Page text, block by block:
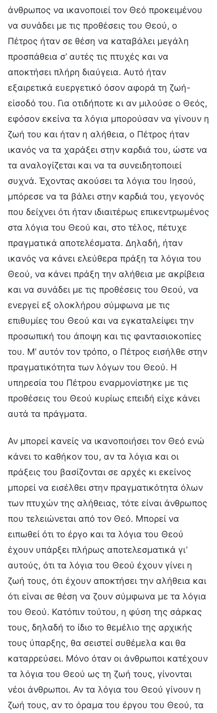
άνθρωπος να ικανοποιεί τον Θεό προκειμένου
να συνάδει με τις προθέσεις του Θεού, ο
Πέτρος ήταν σε θέση να καταβάλει μεγάλη
προσπάθεια σ’ αυτές τις πτυχές και να
αποκτήσει πλήρη διαύγεια. Αυτό ήταν
εξαιρετικά ευεργετικό όσον αφορά τη ζωή-
είσοδό του. Για οτιδήποτε κι αν μιλούσε ο Θεός,
εφόσον εκείνα τα λόγια μπορούσαν να γίνουν η
ζωή του και ήταν η αλήθεια, ο Πέτρος ήταν
ικανός να τα χαράξει στην καρδιά του, ώστε να
τα αναλογίζεται και να τα συνειδητοποιεί
συχνά. Έχοντας ακούσει τα λόγια του Ιησού,
μπόρεσε να τα βάλει στην καρδιά του, γεγονός
που δείχνει ότι ήταν ιδιαιτέρως επικεντρωμένος
στα λόγια του Θεού και, στο τέλος, πέτυχε
πραγματικά αποτελέσματα. Δηλαδή, ήταν
ικανός να κάνει ελεύθερα πράξη τα λόγια του
Θεού, να κάνει πράξη την αλήθεια με ακρίβεια
και να συνάδει με τις προθέσεις του Θεού, να
ενεργεί εξ ολοκλήρου σύμφωνα με τις
επιθυμίες του Θεού και να εγκαταλείψει την
προσωπική του άποψη και τις φαντασιοκοπίες
του. Μ’ αυτόν τον τρόπο, ο Πέτρος εισήλθε στην
πραγματικότητα των λόγων του Θεού. Η
υπηρεσία του Πέτρου εναρμονίστηκε με τις
προθέσεις του Θεού κυρίως επειδή είχε κάνει
αυτά τα πράγματα.
Αν μπορεί κανείς να ικανοποιήσει τον Θεό ενώ
κάνει το καθήκον του, αν τα λόγια και οι
πράξεις του βασίζονται σε αρχές κι εκείνος
μπορεί να εισέλθει στην πραγματικότητα όλων
των πτυχών της αλήθειας, τότε είναι άνθρωπος
που τελειώνεται από τον Θεό. Μπορεί να
ειπωθεί ότι το έργο και τα λόγια του Θεού
έχουν υπάρξει πλήρως αποτελεσματικά γι’
αυτούς, ότι τα λόγια του Θεού έχουν γίνει η
ζωή τους, ότι έχουν αποκτήσει την αλήθεια και
ότι είναι σε θέση να ζουν σύμφωνα με τα λόγια
του Θεού. Κατόπιν τούτου, η φύση της σάρκας
τους, δηλαδή το ίδιο το θεμέλιο της αρχικής
τους ύπαρξης, θα σειστεί συθέμελα και θα
καταρρεύσει. Μόνο όταν οι άνθρωποι κατέχουν
τα λόγια του Θεού ως τη ζωή τους, γίνονται
νέοι άνθρωποι. Αν τα λόγια του Θεού γίνουν η
ζωή τους, αν το όραμα του έργου του Θεού, τα